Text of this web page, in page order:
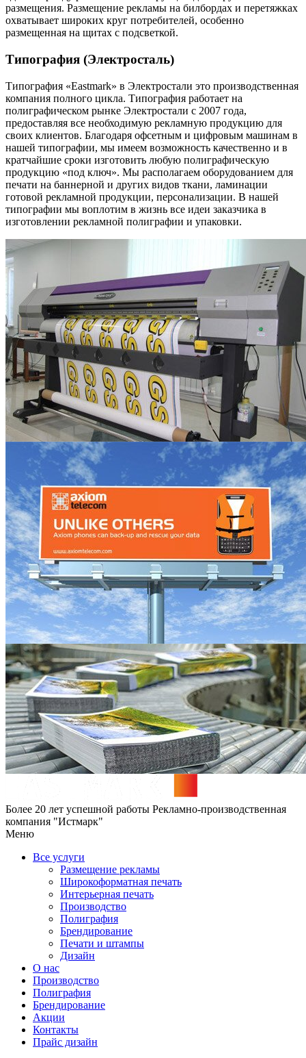
размещения. Размещение рекламы на билбордах и перетяжках
охватывает широких круг потребителей, особенно
размещенная на щитах с подсветкой.
Типография (Электросталь)
Типография «Eastmark» в Электростали это производственная
компания полного цикла. Типография работает на
полиграфическом рынке Электростали с 2007 года,
предоставляя все необходимую рекламную продукцию для
своих клиентов. Благодаря офсетным и цифровым машинам в
нашей типографии, мы имеем возможность качественно и в
кратчайшие сроки изготовить любую полиграфическую
продукцию «под ключ». Мы располагаем оборудованием для
печати на баннерной и других видов ткани, ламинации
готовой рекламной продукции, персонализации. В нашей
типографии мы воплотим в жизнь все идеи заказчика в
изготовлении рекламной полиграфии и упаковки.
Более 20 лет успешной работы Рекламно-производственная
компания "Истмарк"
Меню
Все услуги
Размещение рекламы
Широкофoрматная печать
Интерьерная печать
Производство
Полиграфия
Брендирование
Печати и штампы
Дизайн
О нас
Производство
Полиграфия
Брендирование
Акции
Контакты
Прайс дизайн